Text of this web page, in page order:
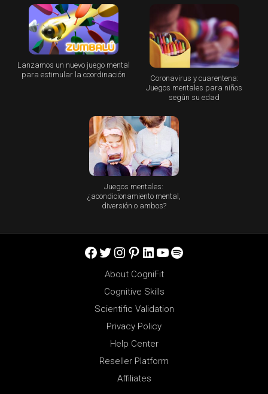
Lanzamos un nuevo juego mental
para estimular la coordinación
Coronavirus y cuarentena:
Juegos mentales para niños
según su edad
Juegos mentales:
¿acondicionamiento mental,
diversión o ambos?
Facebook
Twitter
Instagram
Pinterest
LinkedIn
YouTube
Spotify
About CogniFit
Cognitive Skills
Scientific Validation
Privacy Policy
Help Center
Reseller Platform
Affiliates